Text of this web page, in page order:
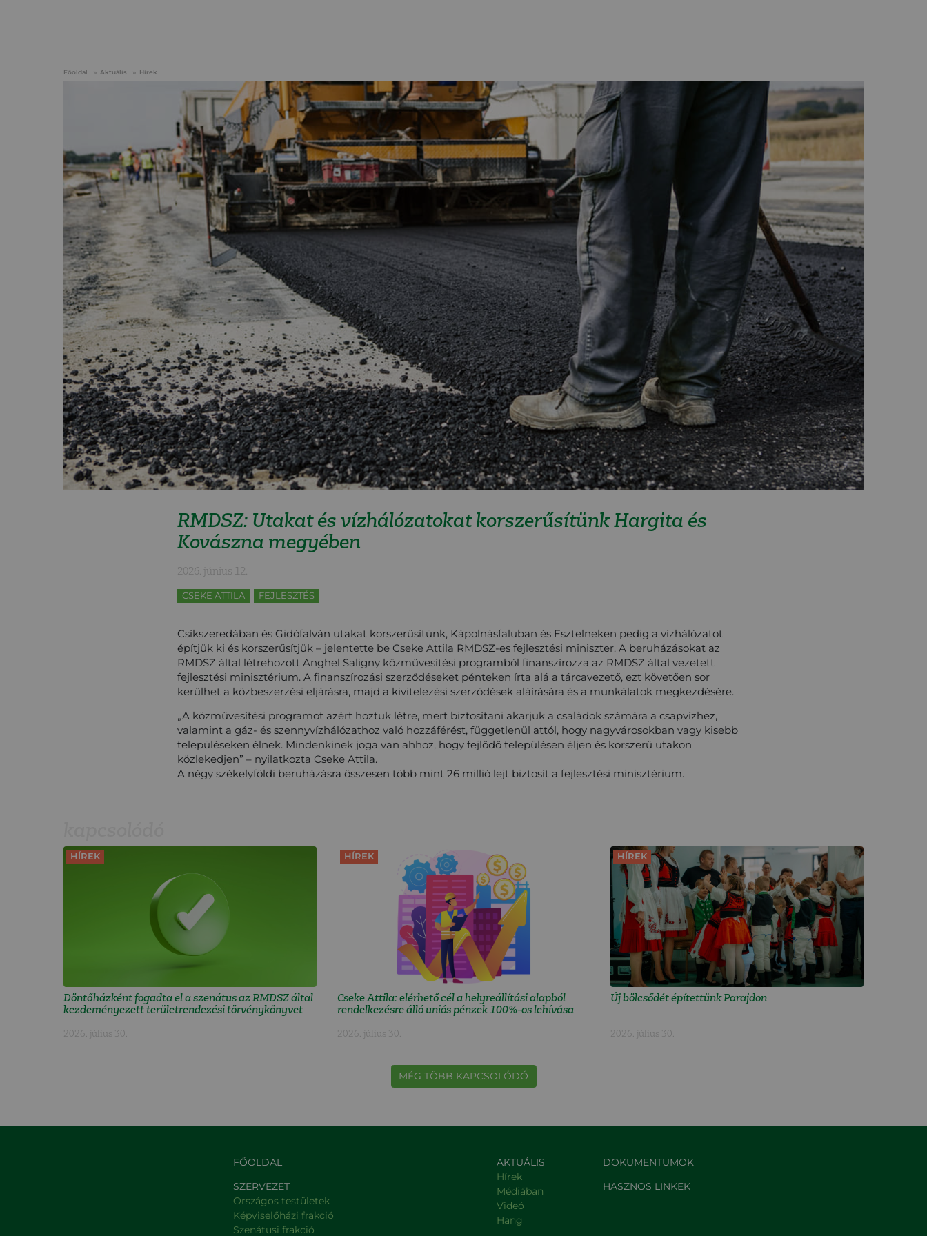
Főoldal Aktuális Hírek
RMDSZ: Utakat és vízhálózatokat korszerűsítünk Hargita és
Kovászna megyében
2026. június 12.
CSEKE ATTILA FEJLESZTÉS
Csíkszeredában és Gidófalván utakat korszerűsítünk, Kápolnásfaluban és Esztelneken pedig a vízhálózatot
építjük ki és korszerűsítjük – jelentette be Cseke Attila RMDSZ-es fejlesztési miniszter. A beruházásokat az
RMDSZ által létrehozott Anghel Saligny közművesítési programból finanszírozza az RMDSZ által vezetett
fejlesztési minisztérium. A finanszírozási szerződéseket pénteken írta alá a tárcavezető, ezt követően sor
kerülhet a közbeszerzési eljárásra, majd a kivitelezési szerződések aláírására és a munkálatok megkezdésére.
„A közművesítési programot azért hoztuk létre, mert biztosítani akarjuk a családok számára a csapvízhez,
valamint a gáz- és szennyvízhálózathoz való hozzáférést, függetlenül attól, hogy nagyvárosokban vagy kisebb
településeken élnek. Mindenkinek joga van ahhoz, hogy fejlődő településen éljen és korszerű utakon
közlekedjen” – nyilatkozta Cseke Attila.
A négy székelyföldi beruházásra összesen több mint 26 millió lejt biztosít a fejlesztési minisztérium.
HÍREK
Döntőházként fogadta el a szenátus az RMDSZ által
kezdeményezett területrendezési törvénykönyvet
2026. július 30.
HÍREK
Cseke Attila: elérhető cél a helyreállítási alapból
rendelkezésre álló uniós pénzek 100%-os lehívása
2026. július 30.
HÍREK
Új bölcsődét építettünk Parajdon
2026. július 30.
MÉG TÖBB KAPCSOLÓDÓ
FŐOLDAL
SZERVEZET
Országos testületek
Képviselőházi frakció
Szenátusi frakció
AKTUÁLIS
Hírek
Médiában
Videó
Hang
DOKUMENTUMOK
HASZNOS LINKEK